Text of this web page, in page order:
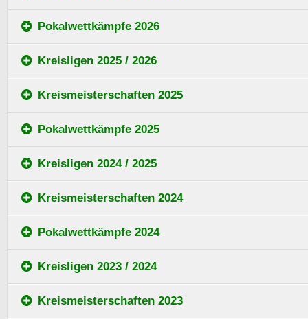
Pokalwettkämpfe 2026
Kreisligen 2025 / 2026
Kreismeisterschaften 2025
Pokalwettkämpfe 2025
Kreisligen 2024 / 2025
Kreismeisterschaften 2024
Pokalwettkämpfe 2024
Kreisligen 2023 / 2024
Kreismeisterschaften 2023